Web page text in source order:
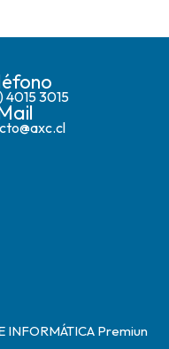
4015 3015
INFORMÁTICAPremiun